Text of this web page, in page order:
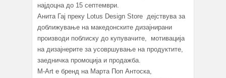
најдоцна до 15 септември.
Анита Гај преку Lotus Design Store дејствува за
доближување на македонските дизајнирани
производи поблиску до купувачите, мотивација
на дизајнерите за усовршување на продуктите,
заедничка промоција и продажба.
M-Art е бренд на Марта Поп Антоска,